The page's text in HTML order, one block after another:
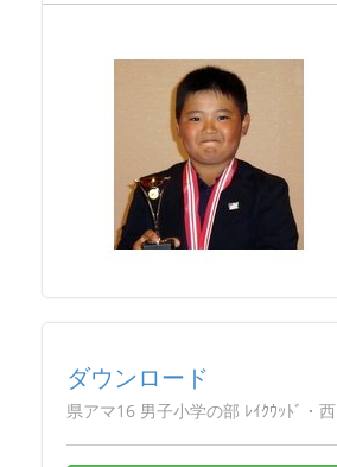
ダウンロード
県アマ16 男子小学の部 ﾚｲｸｳｯﾄﾞ・西